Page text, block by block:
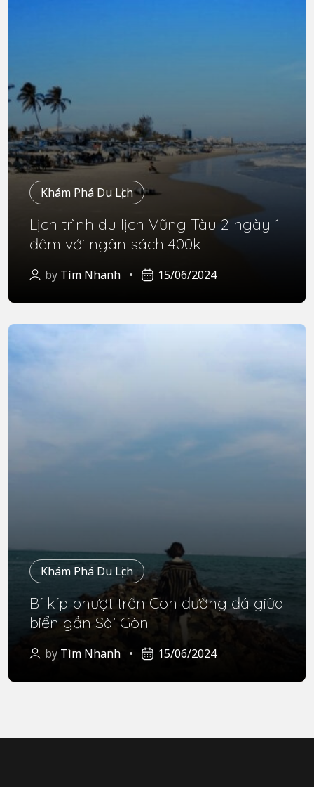
Khám Phá Du Lịch
Lịch trình du lịch Vũng Tàu 2 ngày 1
đêm với ngân sách 400k
by Tìm Nhanh 15/06/2024
Khám Phá Du Lịch
Bí kíp phượt trên Con đường đá giữa
biển gần Sài Gòn
by Tìm Nhanh 15/06/2024